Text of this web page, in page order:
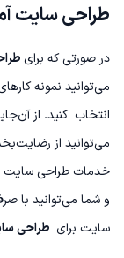
طراحی سایت
در صورتی که برای
می‌توانید نمونه
انتخاب کنید. از
می‌توانید از
خدمات طراحی سایت
و شما می‌توانید با
سایت برای طراحی